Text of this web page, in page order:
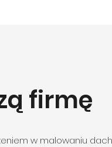
firmę
w malowaniu